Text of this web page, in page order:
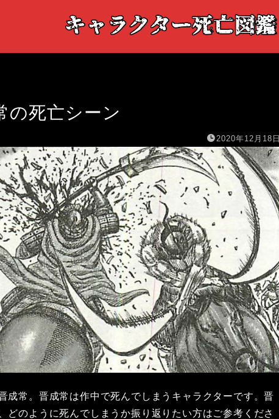
の死亡シーン
2020年12月18日
成常。晋成常は作中で死んでしまうキャラクターです。晋
どのように死んでしまうか振り返りたい方はご参考くださ